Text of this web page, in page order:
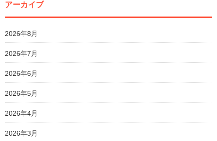
アーカイブ
2026年8月
2026年7月
2026年6月
2026年5月
2026年4月
2026年3月